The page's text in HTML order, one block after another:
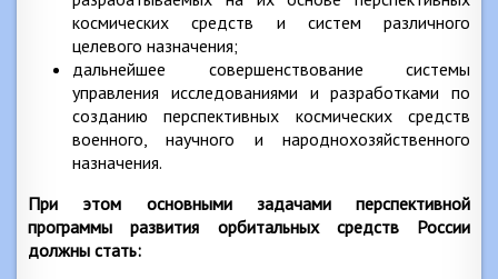
космических средств и систем различного
целевого назначения;
дальнейшее совершенствование системы
управления исследованиями и разработками по
созданию перспективных космических средств
военного, научного и народнохозяйственного
назначения.
При этом основными задачами перспективной
программы развития орбитальных средств России
должны стать: